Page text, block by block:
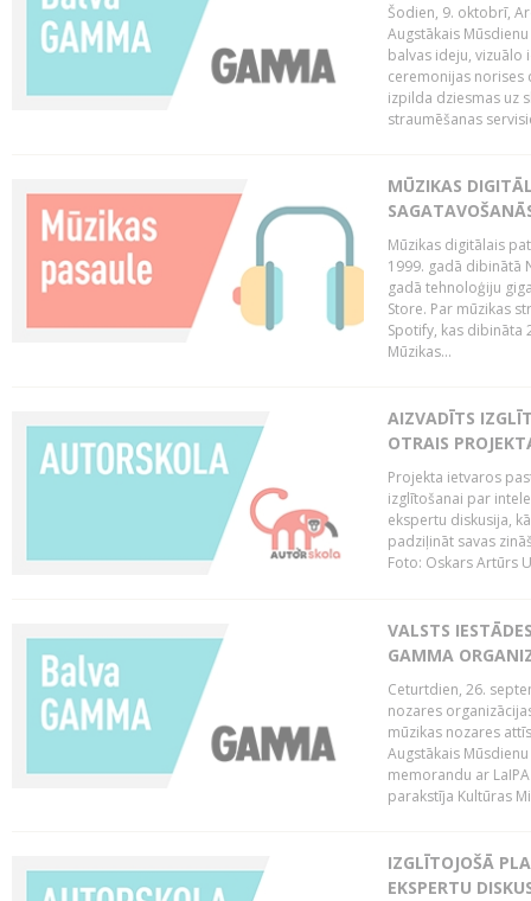
Šodien, 9. oktobrī,
Augstākais
balvas ideju,
ceremonijas norises
izpilda dziesmas uz
straumēšanas
MŪZIKAS
Mūzikas digitālais
1999. gadā dibinātā
gadā tehnoloģiju
Store. Par mūzikas
Spotify, kas dibināta
Mūzikas...
AIZVADĪTS
OTRAIS
Projekta ietvaros
izglītošanai par
ekspertu diskusija,
padziļināt savas
Foto: Oskars Artūrs
VALSTS
GAMMA
Ceturtdien, 26.
nozares
mūzikas nozares
Augstākais
memorandu ar
parakstīja Kultūras
IZGLĪTOJOŠĀ
EKSPERTU